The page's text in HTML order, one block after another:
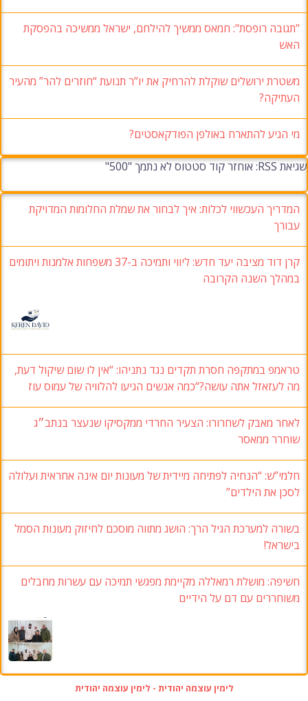
"תגובה רופסת": חמאס ממשיך להילחם, ישראל ממשיכה בהפסקת
האש
משטרת ירושלים שוקלת להרחיק את יו”ר תנועת “חוזרים להר” מהעיר
העתיקה?
מי הגיע להתארח באולפן הפודקאסטים?
שגיאת RSS: אוחזר קוד סטטוס לא נתמך "500"
המדריך העכשווי לכלות: איך לבחור את שמלת החלומות המדויקת
עבורך
קרן דוד מציבה יעד חדש: ליווי ותמיכה ב-37 משפחות אלמנות ויתומים
במהלך השנה הקרובה
טראמפ במתקפה חסרת תקדים נגד נתניהו: “אין לו שום שיקול דעת,
מה לעזאזל אתה עושה?“כמה אנשים הגיעו להלוויה של עמוס עוז
לאחר מאבק לשחרורו: הצעיר החרדי ממקסיקו שנעצר בנתב״ג
שוחרר ממאסר
חלמי”ש: “הנחיה לפתיחה מיידית של מעונות יום אינה אחראית ועלולה
לסכן את הילדים”
בשורה למערכת הגיל הרך: הושג מתווה מוסכם לחיזוק מעונות הסמל
בישראל!
חשיפה: מושלת רמאללה מקיימת מפגשי תמיכה עם עשרות מחבלים
משוחררים עם דם על הידיים
לימין עוצמה יהודית - לימין עוצמה יהודית